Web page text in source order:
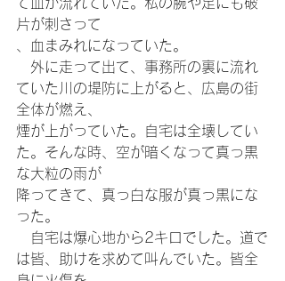
て血が流れていた。私の腕や足にも破
片が刺さって
、血まみれになっていた。
外に走って出て、事務所の裏に流れ
ていた川の堤防に上がると、広島の街
全体が燃え、
煙が上がっていた。自宅は全壊してい
た。そんな時、空が暗くなって真っ黒
な大粒の雨が
降ってきて、真っ白な服が真っ黒にな
った。
自宅は爆心地から2キロでした。道で
は皆、助けを求めて叫んでいた。皆全